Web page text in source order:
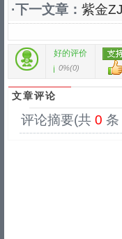
·下一文章： 紫金
好的评价
0%(0)
文章评论
评论摘要(共 0 条